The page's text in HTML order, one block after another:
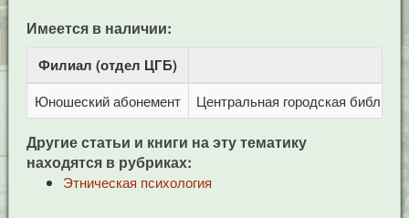
Имеется в наличии:
Филиал (отдел ЦГБ)
Юношеский абонемент Центральная городская
Другие статьи и книги на эту тематику
находятся в рубриках:
Этническая психология